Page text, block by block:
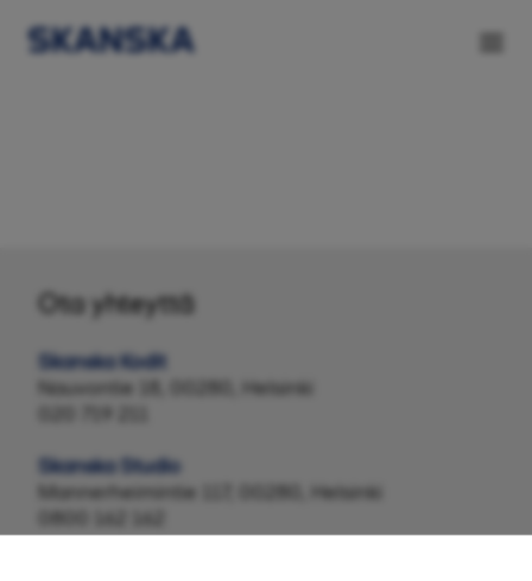
Keskusta
Ota yhteyttä
Skanska Kodit
Nauvontie 18, 00280, Helsinki
Skanska Studio
Mannerheimintie 117, 00280, Helsinki
0800 162 162